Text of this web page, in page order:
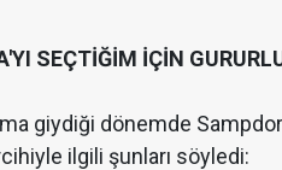
SEÇTİĞİM İÇİN
giydiği dönemde
ilgili şunları söyledi: